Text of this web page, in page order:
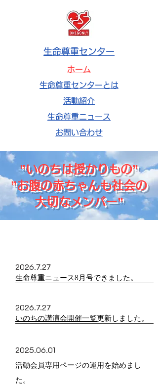
生命尊重センター
ホーム
生命尊重センターとは
活動紹介
生命尊重ニュース
お問い合わせ
”いのちは授かりもの”
​”お腹の赤ちゃんも社会の
大切なメンバー”
2026.7.27
生命尊重ニュース8月号できました。
2026.7.27
いのちの講演会開催一覧更新しました。
2025.06.01
​活動会員専用ページの運用を始めまし
た。